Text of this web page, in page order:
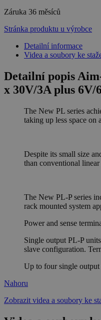
Záruka 36 měsíců
Stránka produktu u výrobce
Detailní informace
Videa a soubory ke
Detailní popis
x 30V/3A plus 6V/
The New PL series
taking up less space
Despite its small size
than conventional
The New PL-P series
rack mounted system
Power and sense
Single output PL-P
slave configuration.
Up to four single
Nahoru
Zobrazit videa a soubory ke